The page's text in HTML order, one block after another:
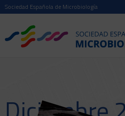
Sociedad Española de Microbiología